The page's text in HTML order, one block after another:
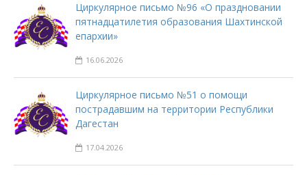
Циркулярное письмо №96 «О праздновании
пятнадцатилетия образования Шахтинской
епархии»
16.06.2026
Циркулярное письмо №51 о помощи
пострадавшим на территории Республики
Дагестан
17.04.2026